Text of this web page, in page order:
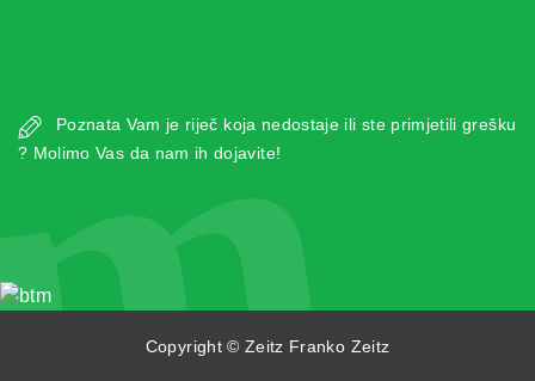
Poznata Vam je riječ koja nedostaje ili ste primjetili grešku
? Molimo Vas da nam ih dojavite!
Copyright © Zeitz Franko Zeitz